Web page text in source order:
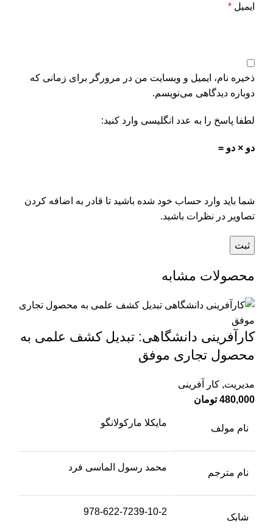
ایمیل *
ذخیره نام، ایمیل و وبسایت من در مرورگر برای زمانی که
دوباره دیدگاهی می‌نویسم.
لطفا پاسخ را به عدد انگلیسی وارد کنید:
دو × دو =
شما باید وارد حساب خود شده باشید تا قادر به اضافه کردن
تصاویر در نظرات باشید.
محصولات مشابه
کارآفرینی دانشگاهی: تبدیل کشف علمی به
محصول تجاری موفق
مدیریت, کار آفرینی
480,000 تومان
نام مولف
مایکلا مارکولانگو
نام مترجم
محمد رسول الماسی فرد
شابک
978-622-7239-10-2